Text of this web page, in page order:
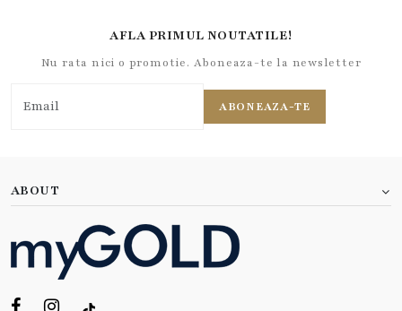
AFLA PRIMUL NOUTATILE!
Nu rata nici o promotie. Aboneaza-te la newsletter
ABONEAZA-TE
ABOUT